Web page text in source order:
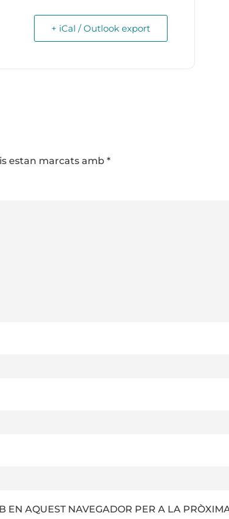
+ iCal / Outlook export
estan marcats amb *
EN AQUEST NAVEGADOR PER A LA